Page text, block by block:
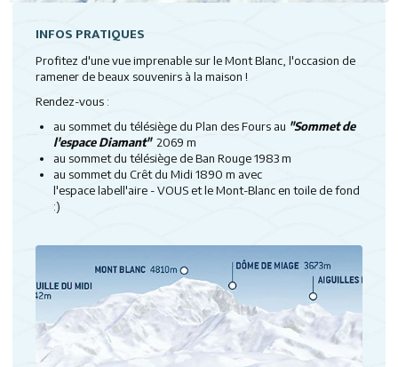
INFOS PRATIQUES
Profitez d'une vue imprenable sur le Mont Blanc, l'occasion de
ramener de beaux souvenirs à la maison !
Rendez-vous :
au sommet du télésiège du Plan des Fours au "Sommet de
l'espace Diamant"2069 m
au sommet du télésiège de Ban Rouge 1983 m
au sommet du Crêt du Midi 1890 m avec
l'espace labell'aire - VOUS et le Mont-Blanc en toile de fond
:)